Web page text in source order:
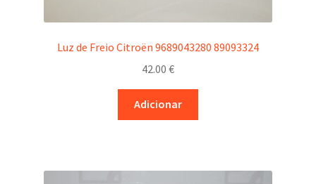
Luz de Freio Citroën 9689043280 89093324
42.00 €
Adicionar